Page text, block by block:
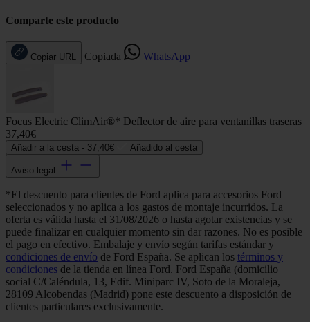
Comparte este producto
Copiar URL Copiada WhatsApp
Focus Electric ClimAir®* Deflector de aire para ventanillas traseras
37,40€
Añadir a la cesta - 37,40€ Añadido al cesta
Aviso legal
*El descuento para clientes de Ford aplica para accesorios Ford
seleccionados y no aplica a los gastos de montaje incurridos. La
oferta es válida hasta el 31/08/2026 o hasta agotar existencias y se
puede finalizar en cualquier momento sin dar razones. No es posible
el pago en efectivo. Embalaje y envío según tarifas estándar y
condiciones de envío de Ford España. Se aplican los términos y
condiciones de la tienda en línea Ford. Ford España (domicilio
social C/Caléndula, 13, Edif. Miniparc IV, Soto de la Moraleja,
28109 Alcobendas (Madrid) pone este descuento a disposición de
clientes particulares exclusivamente.